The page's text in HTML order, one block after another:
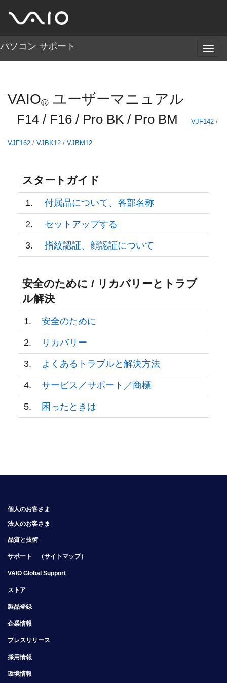
メ
ニ
パソコン サポート
VAIO® ユーザーマニュアル
F14 / F16 / Pro BK / Pro BM VJF142 /
VJF162 / VJBK12 / VJBM12
スタートガイド
1. 付属品について、各部名称
2. セットアップする
3. 指紋認証、顔認証について
安全のために / リカバリーとトラブ
ル解決
1. 安全のために
2. リカバリー
3. よくあるトラブルと解決方法
4. サービス／サポート／商標
5. 困ったときは
個人のお客さま
法人のお客さま
品質と技術
サポート （サイトマップ）
VAIO Global Support
ストア
製品登録
企業情報
プレスリリース
採用情報
環境情報